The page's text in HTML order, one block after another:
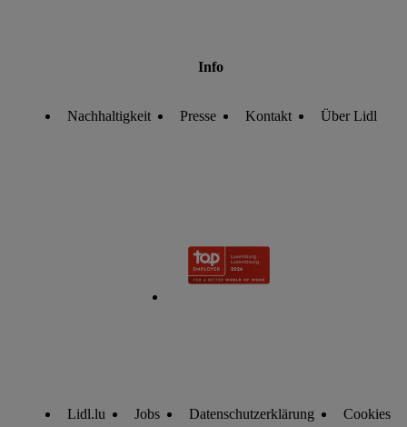
Info
Nachhaltigkeit Presse Kontakt Über Lidl
Lidl.lu Jobs Datenschutzerklärung Cookies